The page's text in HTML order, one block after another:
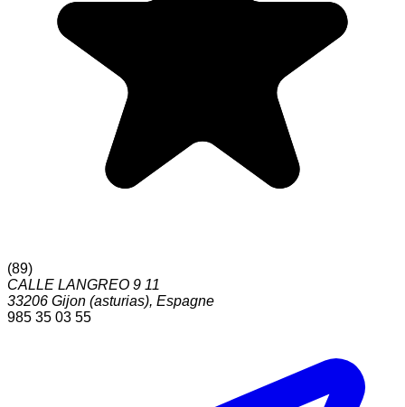
(89)
CALLE LANGREO 9 11
33206 Gijon (asturias), Espagne
985 35 03 55